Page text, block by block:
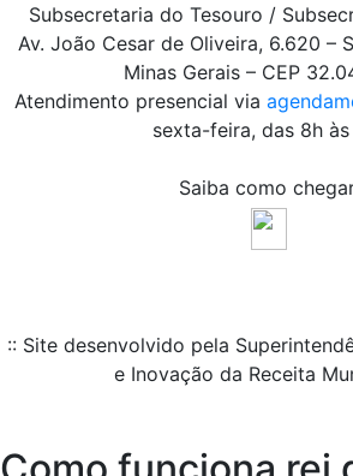
Subsecretaria do Tesouro /
Av. João Cesar de Oliveira, 6.620 –
Minas Gerais – CEP
Atendimento presencial via
sexta-feira, das 8h às
Saiba como
:: Site desenvolvido pela
e Inovação da Receita